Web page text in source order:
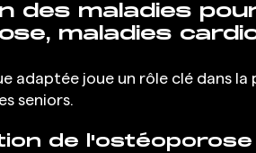
des maladies
maladies
adaptée joue un rôle clé dans
seniors.
de l'ostéoporose